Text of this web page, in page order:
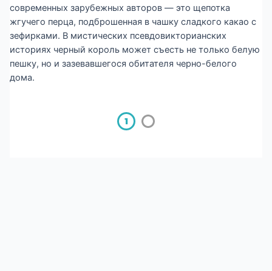
современных зарубежных авторов — это щепотка
жгучего перца, подброшенная в чашку сладкого какао с
зефирками. В мистических псевдовикторианских
историях черный король может съесть не только белую
пешку, но и зазевавшегося обитателя черно-белого
дома.
1 2